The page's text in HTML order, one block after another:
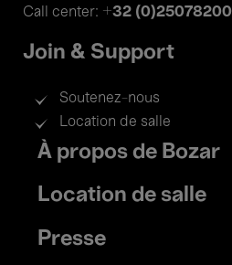
Call center: +32 (0)25078200
Join & Support
Soutenez-nous
Location de salle
Footer
menu
À propos de Bozar
Location de salle
Presse